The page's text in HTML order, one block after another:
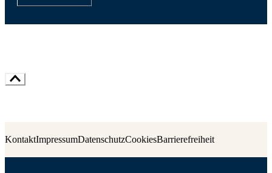
KontaktImpressumDatenschutzCookiesBarrierefreiheit